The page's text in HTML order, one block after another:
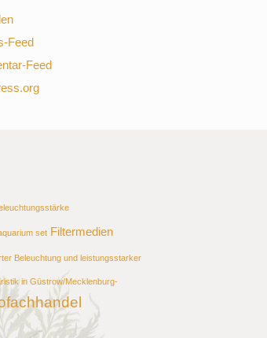
Feed
Feed
set Filtermedien
Beleuchtung und leistungsstarker
in Güstrow/Mecklenburg-